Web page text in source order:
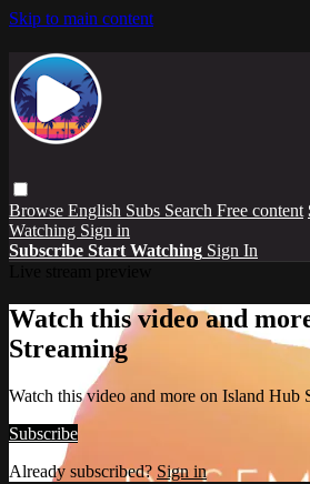
Skip to main content
Browse English Subs Search Free content
Watching Sign in
Subscribe Start Watching Sign In
Watch this video and
Streaming
Watch this video and more on Island Hub
Subscribe
Already subscribed? Sign in